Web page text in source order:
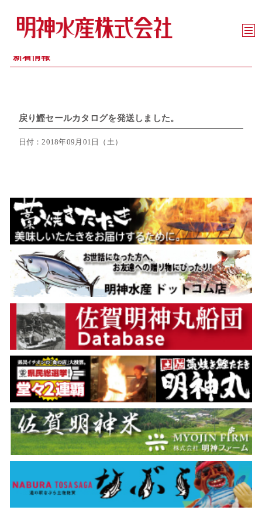
新着情報
戻り鰹セールカタログを発送しました。
日付：2018年09月01日（土）